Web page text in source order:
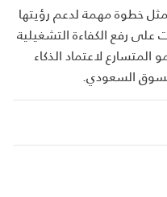
خطوة مهمة لدعم رؤيتها
رفع الكفاءة التشغيلية
لاعتماد الذكاء
السعودي.